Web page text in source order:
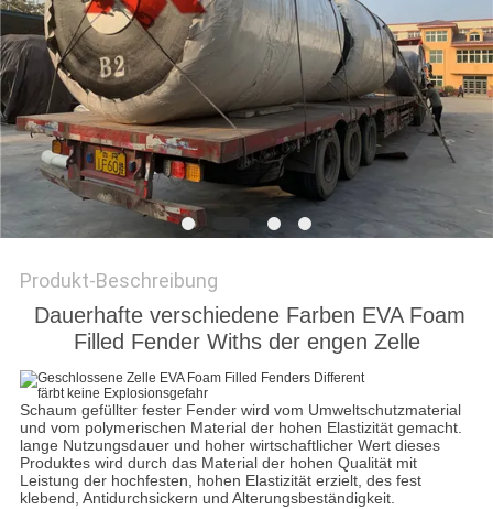
PRIVACY
POLICY
Produkt-Beschreibung
Dauerhafte verschiedene Farben EVA Foam
Filled Fender Withs der engen Zelle
Schaum gefüllter fester Fender wird vom Umweltschutzmaterial
und vom polymerischen Material der hohen Elastizität gemacht.
lange Nutzungsdauer und hoher wirtschaftlicher Wert dieses
Produktes wird durch das Material der hohen Qualität mit
Leistung der hochfesten, hohen Elastizität erzielt, des fest
klebend, Antidurchsickern und Alterungsbeständigkeit.